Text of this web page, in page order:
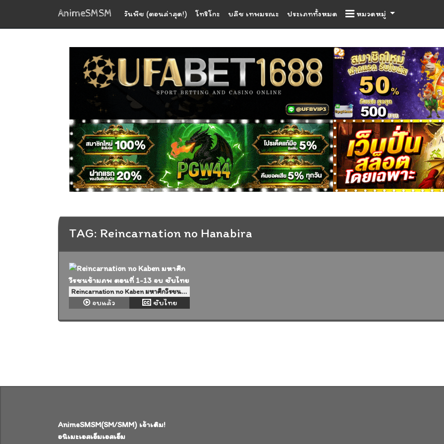
AnimeSMSM วันพีซ (ตอนล่าสุด!) โทริโกะ บลีช เทพมรณะ ประเภททั้งหมด หมวดหมู่
TAG: Reincarnation no Hanabira
Reincarnation no Kaben มหาศึกวีรชนข้ามภพ ตอนที่ 1-13 จบ ซับไทย
จบแล้ว ซับไทย
AnimeSMSM(SM/SMM) เจ้าเดิม!
อนิเมะเอสเอ็มเอสเอ็ม